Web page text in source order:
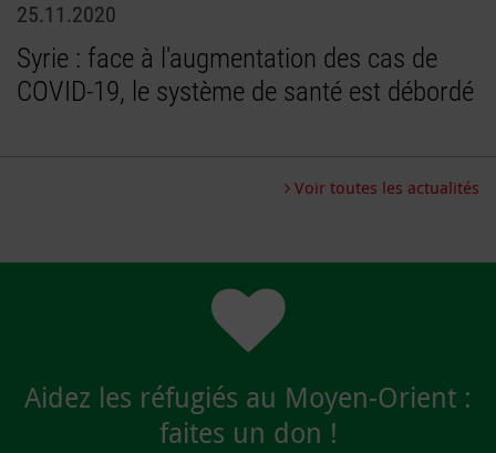
25.11.2020
Syrie : face à l'augmentation des cas de
COVID-19, le système de santé est débordé
Voir toutes les actualités
Aidez les réfugiés au Moyen-Orient :
faites un don !